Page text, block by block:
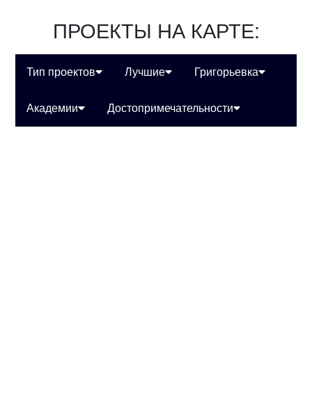
ПРОЕКТЫ НА КАРТЕ:
Тип проектов Лучшие Григорьевка
Академии Достопримечательности